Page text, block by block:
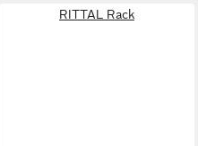
RITTAL Rack